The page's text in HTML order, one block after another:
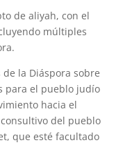
de aliyah, con el
múltiples
la Diáspora sobre
para el pueblo judío
hacia el
del pueblo
que esté facultado